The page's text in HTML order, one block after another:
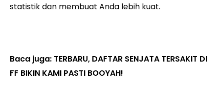
statistik dan membuat Anda lebih kuat.
Baca juga: TERBARU, DAFTAR SENJATA TERSAKIT DI
FF BIKIN KAMI PASTI BOOYAH!